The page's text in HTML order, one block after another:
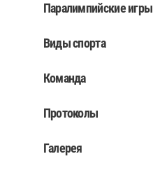
Паралимпийские игры
Виды спорта
Команда
Протоколы
Галерея